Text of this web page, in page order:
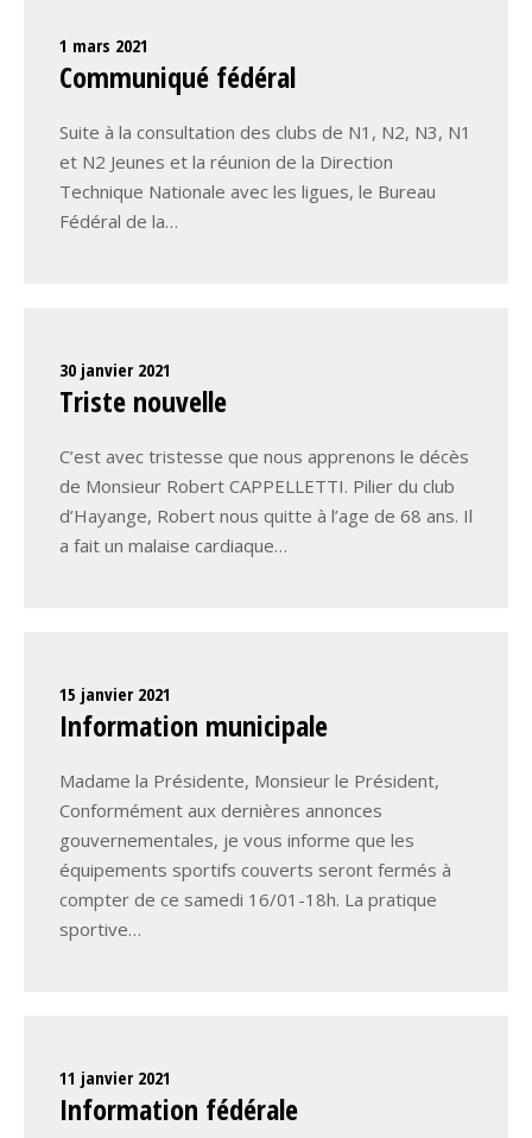
1 mars 2021
Communiqué fédéral
Suite à la consultation des clubs de N1, N2, N3, N1
et N2 Jeunes et la réunion de la Direction
Technique Nationale avec les ligues, le Bureau
Fédéral de la…
30 janvier 2021
Triste nouvelle
C’est avec tristesse que nous apprenons le décès
de Monsieur Robert CAPPELLETTI. Pilier du club
d’Hayange, Robert nous quitte à l’age de 68 ans. Il
a fait un malaise cardiaque…
15 janvier 2021
Information municipale
Madame la Présidente, Monsieur le Président,
Conformément aux dernières annonces
gouvernementales, je vous informe que les
équipements sportifs couverts seront fermés à
compter de ce samedi 16/01-18h. La pratique
sportive…
11 janvier 2021
Information fédérale